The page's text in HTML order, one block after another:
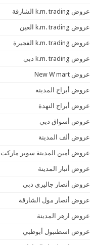
عروض k.m. trading الشارقة
عروض k.m. trading العين
عروض k.m. trading الفجيرة
عروض k.m. trading دبي
عروض New W mart
عروض أبراج المدينة
عروض أبراج النهدة
عروض أسواق دبي
عروض ألف المدينة
عروض أمين المدينة سوبر ماركت
عروض أنبار المدينة
عروض أنصار جاليري دبي
عروض أنصار مول الشارقة
عروض ازهر المدينة
عروض اسطنبول أبوظبي